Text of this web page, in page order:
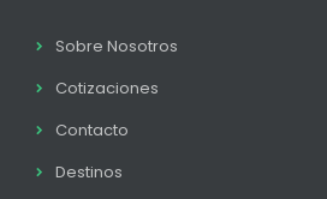
Sobre Nosotros
Cotizaciones
Contacto
Destinos